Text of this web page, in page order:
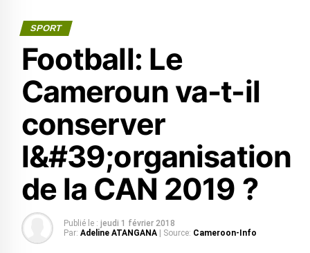
SPORT
Football: Le
Cameroun va-t-il
conserver
l&#39;organisation
de la CAN 2019 ?
Publié le : jeudi 1 février 2018
Par: Adeline ATANGANA | Source: Cameroon-Info